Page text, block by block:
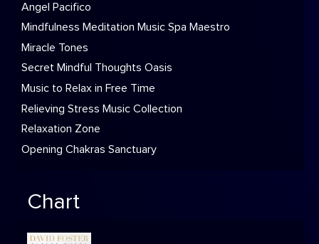
Angel Pacifico
Mindfulness Meditation Music Spa Maestro
Miracle Tones
Secret Mindful Thoughts Oasis
Music to Relax in Free Time
Relieving Stress Music Collection
Relaxation Zone
Opening Chakras Sanctuary
Chart